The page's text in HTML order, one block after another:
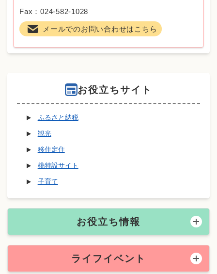
Fax：024-582-1028
メールでのお問い合わせはこちら
お役立ちサイト
ふるさと納税
観光
移住定住
桃特設サイト
子育て
お役立ち情報
ライフイベント